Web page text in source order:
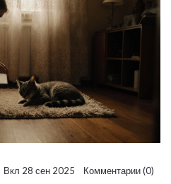
Вкл 28 сен 2025 Комментарии (0)